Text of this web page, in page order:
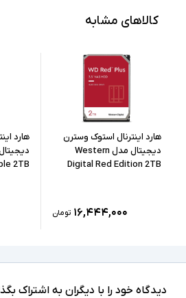
کالاهای مشابه
هارد اینترنال استوک وسترن
دیجیتال مدل Western
Digital Red Edition 2TB
۱۶,۴۴۴,۰۰۰ تومان
هارد
2TB
دیدگاه خود را با دیگران به اشتراک